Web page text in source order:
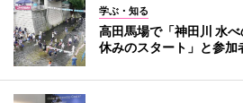
学ぶ・知る
高田馬場で「神田川 水
休みのスタート」と参加